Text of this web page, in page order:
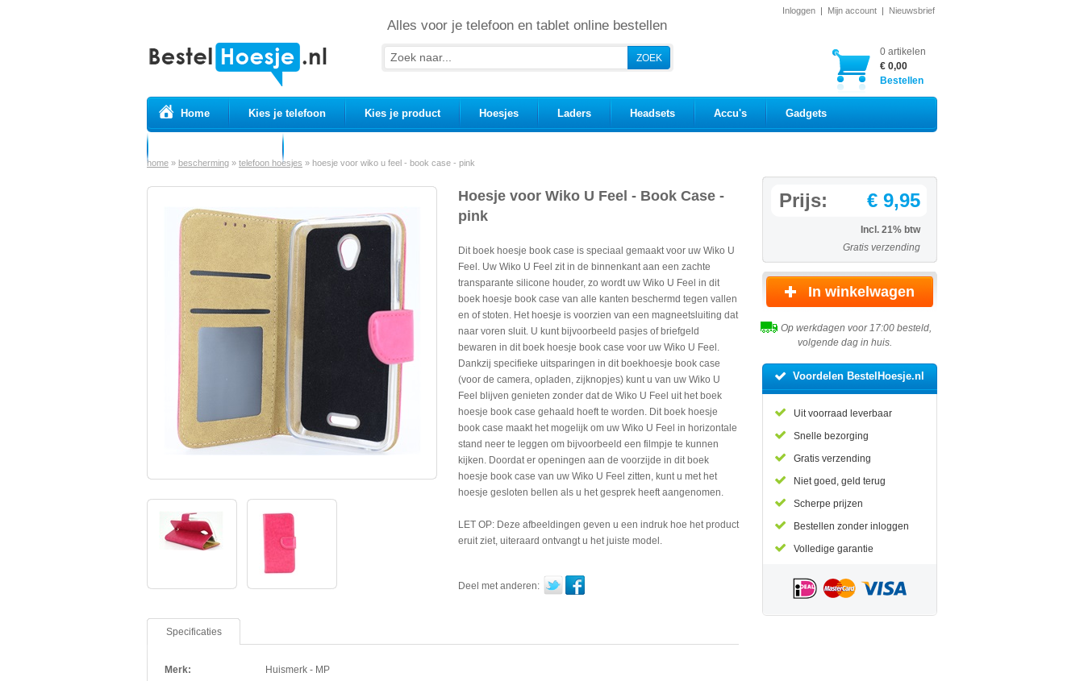
Alles voor je telefoon en tablet online bestellen
Inloggen | Mijn account | Nieuwsbrief
0 artikelen
€ 0,00
Bestellen
Home Kies je telefoon Kies je product Hoesjes Laders Headsets Accu's Gadgets
home » bescherming » telefoon hoesjes » hoesje voor wiko u feel - book case - pink
Hoesje voor Wiko U Feel - Book Case -
pink
Dit boek hoesje book case is speciaal gemaakt voor uw Wiko U
Feel. Uw Wiko U Feel zit in de binnenkant aan een zachte
transparante silicone houder, zo wordt uw Wiko U Feel in dit
boek hoesje book case van alle kanten beschermd tegen vallen
en of stoten. Het hoesje is voorzien van een magneetsluiting dat
naar voren sluit. U kunt bijvoorbeeld pasjes of briefgeld
bewaren in dit boek hoesje book case voor uw Wiko U Feel.
Dankzij specifieke uitsparingen in dit boekhoesje book case
(voor de camera, opladen, zijknopjes) kunt u van uw Wiko U
Feel blijven genieten zonder dat de Wiko U Feel uit het boek
hoesje book case gehaald hoeft te worden. Dit boek hoesje
book case maakt het mogelijk om uw Wiko U Feel in horizontale
stand neer te leggen om bijvoorbeeld een filmpje te kunnen
kijken. Doordat er openingen aan de voorzijde in dit boek
hoesje book case van uw Wiko U Feel zitten, kunt u met het
hoesje gesloten bellen als u het gesprek heeft aangenomen.
LET OP: Deze afbeeldingen geven u een indruk hoe het product
eruit ziet, uiteraard ontvangt u het juiste model.
Deel met anderen:
Specificaties
Merk:
Huismerk - MP
Prijs: € 9,95
Incl. 21% btw
Gratis verzending
Op werkdagen voor 17:00 besteld,
volgende dag in huis.
Voordelen BestelHoesje.nl
Uit voorraad leverbaar
Snelle bezorging
Gratis verzending
Niet goed, geld terug
Scherpe prijzen
Bestellen zonder inloggen
Volledige garantie